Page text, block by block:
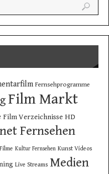
Fernsehprogramme
Film Markt
Film Verzeichnisse HD
Fernsehen
Kultur Fernsehen Kunst Videos
Live Streams Medien